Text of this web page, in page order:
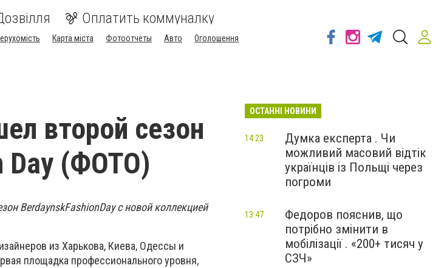
Оплатить коммуналку
Карта міста Фотоотчеты Авто
Оголошення
второй сезон
Day (ФОТО)
BerdaynskFashionDayс новой коллекцией
из Харькова, Киева, Одессы и
площадка профессионального уровня,
ОСТАННІ НОВИНИ
Думка експерта . Чи
можливий масовий відтік
українців із Польщі через
погроми
14:23
Федоров пояснив, що
потрібно змінити в
мобілізації . «200+ тисяч у
СЗЧ»
13:47